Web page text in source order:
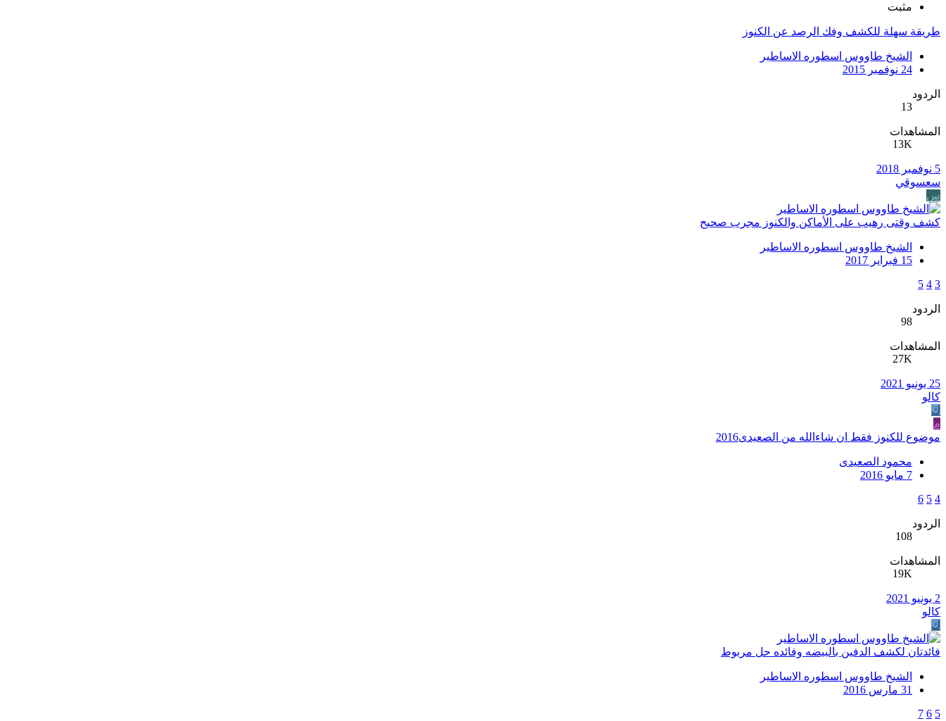
مثبت
طريقة سهلة للكشف وفك الرصد عن الكنوز
الشيخ طاووس اسطوره الاساطير
24 نوفمبر 2015
الردود
13
المشاهدات
13K
5 نوفمبر 2018
سعسوقي
س
كشف وقتى رهيب على الأماكن والكنوز مجرب صحيح
الشيخ طاووس اسطوره الاساطير
15 فبراير 2017
3
4
5
الردود
98
المشاهدات
27K
25 يونيو 2021
كالو
ك
م
موضوع للكنوز فقط ان شاءالله من الصعيدى2016
محمود الصعيدى
7 مايو 2016
4
5
6
الردود
108
المشاهدات
19K
2 يونيو 2021
كالو
ك
فائدتان لكشف الدفين بالبيضه وفائده حل مربوط
الشيخ طاووس اسطوره الاساطير
31 مارس 2016
5
6
7